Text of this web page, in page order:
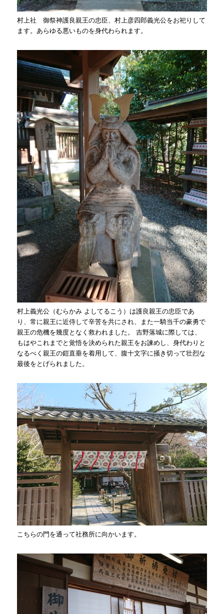
村上社 御祭神護良親王の忠臣、村上彦四郎義光公をお祀りして
ます。あらゆる悪いものを身代わられます。
村上義光公（むらかみ よしてるこう）は護良親王の忠臣であ
り、常に親王に近侍して辛苦を共にされ、また一騎当千の豪勇で
親王の危機を幾度となく救われました。 吉野落城に際しては、
もはやこれまでと覚悟を決められた親王をお諫めし、身代わりと
なるべく親王の鎧直垂を着用して、腹十文字に掻き切って壮烈な
最後をとげられました。
こちらの門を通って社務所に向かいます。